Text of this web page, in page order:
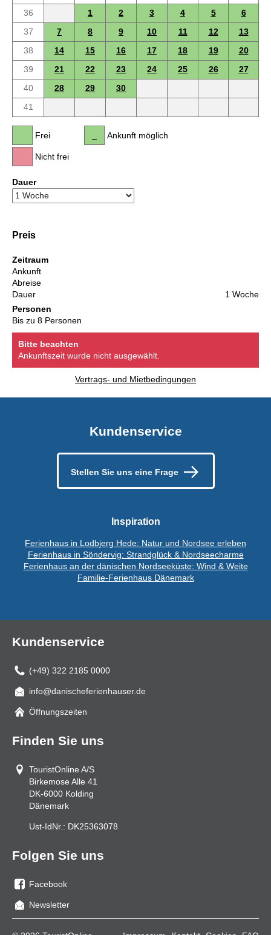
36
1 2 3 4 5
6
37
7 8 9 10 11 12
13
38
14 15 16 17 18 19
20
39
21 22 23 24 25 26
27
40
28 29
30
41
Frei
Nicht frei
Ankunft möglich
Dauer
Preis
Zeitraum
Ankunft
Abreise
Dauer
1 Woche
Personen
Bis zu 8 Personen
Bitte beachten
Ankunftszeit wurde nicht ausgewählt.
Vertrags- und Mietbedingungen
Kundenservice
Stellen Sie uns eine Frage
Inspiration
Ferienhaus in Lodbjerg Hede: Natur und Nordsee erleben
Ferienhaus in Söndervig: Strandglück & Nordseecharme
Ferienhaus an der dänischen Nordseeküste: Wind & Weite
Familie-Ferienhaus Dänemark
Kundenservice
(+49) 322 2185 0000
Mail
info@danischeferienhauser.de
Öffnungszeiten
Finden Sie uns
TouristOnline A/S
Birkemose Alle 41
DK-6000 Kolding
Dänemark
Ust-IdNr.: DK25363078
Folgen Sie uns
Sie
uns
Facebook
Newsletter